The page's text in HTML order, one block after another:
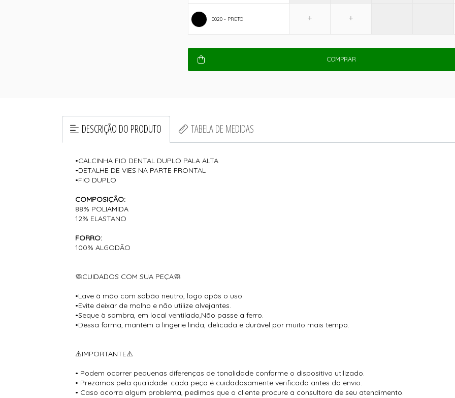
0020 - PRETO
COMPRAR
DESCRIÇÃO DO PRODUTO TABELA DE MEDIDAS
•CALCINHA FIO DENTAL DUPLO PALA ALTA
•DETALHE DE VIES NA PARTE FRONTAL
•FIO DUPLO
COMPOSIÇÃO:
88% POLIAMIDA
12% ELASTANO
FORRO:
100% ALGODÃO
🧼CUIDADOS COM SUA PEÇA🧼
•Lave à mão com sabão neutro, logo após o uso.
•Evite deixar de molho e não utilize alvejantes.
•Seque à sombra, em local ventilado,Não passe a ferro.
•Dessa forma, mantém a lingerie linda, delicada e durável por muito mais tempo.
⚠️IMPORTANTE⚠️
• Podem ocorrer pequenas diferenças de tonalidade conforme o dispositivo utilizado.
• Prezamos pela qualidade: cada peça é cuidadosamente verificada antes do envio.
• Caso ocorra algum problema, pedimos que o cliente procure a consultora de seu atendimento.​​​​​​​